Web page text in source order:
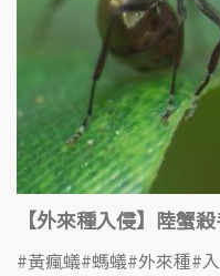
【外來種入侵】陸蟹
黃瘋蟻 螞蟻 外來種